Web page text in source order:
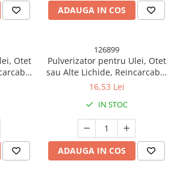
ADAUGA IN COS
Otet
126899
Pulverizator pentru Ulei, Otet
sau Alte Lichide, Reincarcabil,
Multifunctionale, Capacitatea
Culoare Negru
16,53 Lei
IN STOC
ADAUGA IN COS